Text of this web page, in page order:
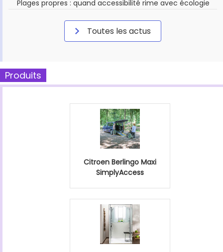
Plages propres : quand accessibilité rime avec écologie
Toutes les actus
Produits
Citroen Berlingo Maxi
SimplyAccess